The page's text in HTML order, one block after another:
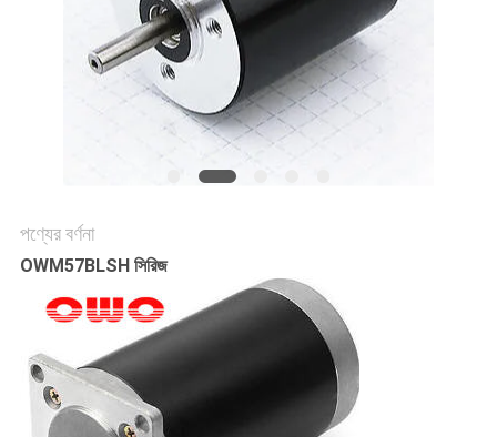
সাইট
ম্যাপ
গোপনীয়তা
নীতি
পণ্যের বর্ণনা
OWM57BLSH সিরিজ